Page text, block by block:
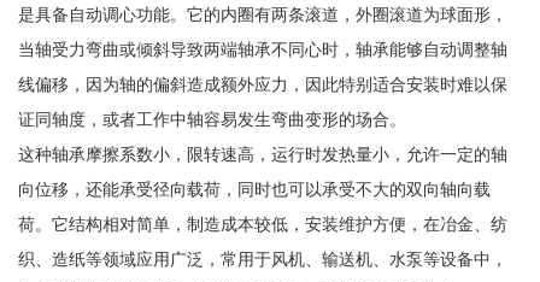
是具备自动调心功能。它的内圈有两条滚道，外圈滚道为球面形，
当轴受力弯曲或倾斜导致两端轴承不同心时，轴承能够自动调整轴
线偏移，因为轴的偏斜造成额外应力，因此特别适合安装时难以保
证同轴度，或者工作中轴容易发生弯曲变形的场合。
这种轴承摩擦系数小，限转速高，运行时发热量小，允许一定的轴
向位移，还能承受径向载荷，同时也可以承受不大的双向轴向载
荷。它结构相对简单，制造成本较低，安装维护方便，在冶金、纺
织、造纸等领域应用广泛，常用于风机、输送机、水泵等设备中，